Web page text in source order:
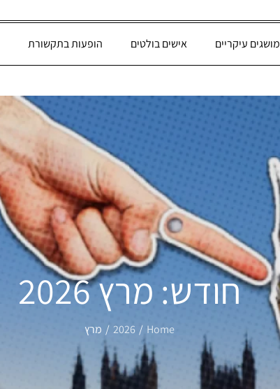
מושגים עיקריים אישים בולטים הופעות בתקשורת
חודש: מרץ 2026
Home
2026 מרץ